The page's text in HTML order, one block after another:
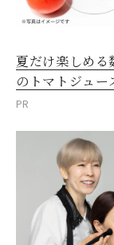
夏だけ楽しめる
のトマトジュー
PR